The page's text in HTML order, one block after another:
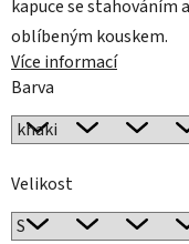
kapuce se stahováním
oblíbeným kouskem.
Více informací
Barva
Velikost